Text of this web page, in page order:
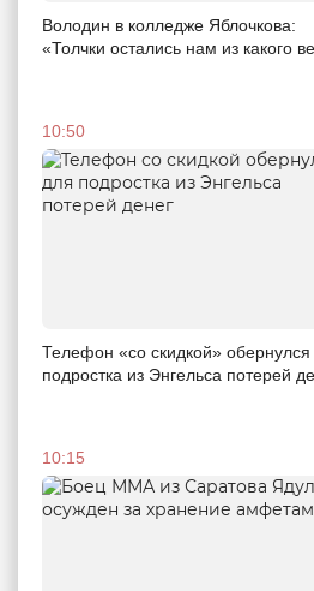
Володин в колледже Яблочкова:
«Толчки остались нам из какого
10:50
Телефон «со скидкой» обернулся
подростка из Энгельса потерей
10:15